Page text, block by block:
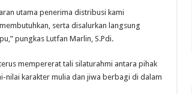
utama penerima distribusi kami
serta disalurkan langsung
pungkas Lutfan Marlin, S.Pdi.
mempererat tali silaturahmi antara pihak
nilai karakter mulia dan jiwa berbagi di dalam